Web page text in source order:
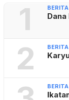
1 BERITA
2 BERITA
BERITA